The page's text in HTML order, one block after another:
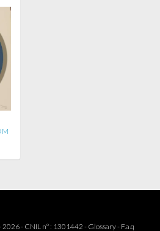
- CNIL n° : 1301442 - Glossary- F.a.q